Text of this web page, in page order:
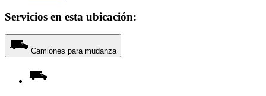
Servicios en esta ubicación:
Camiones para mudanza